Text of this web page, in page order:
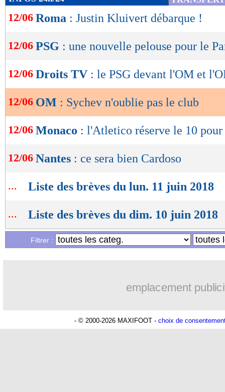
de
lecture
OK
12/06 Roma : Justin Kluivert débarque !
12/06 PSG : une nouvelle pelouse pour le
12/06 Droits TV : le PSG devant l'OM et
12/06 OM : Sychev n'oublie pas le club
12/06 Monaco : l'Atletico réserve le 10
12/06 Nantes : ce sera bien Cardoso
... Liste des brèves du lun. 11 juin 2018
... Liste des brèves du dim. 10 juin 2018
Filtrer :
emplacement
- © 2000-2026 MAXIFOOT - choix de